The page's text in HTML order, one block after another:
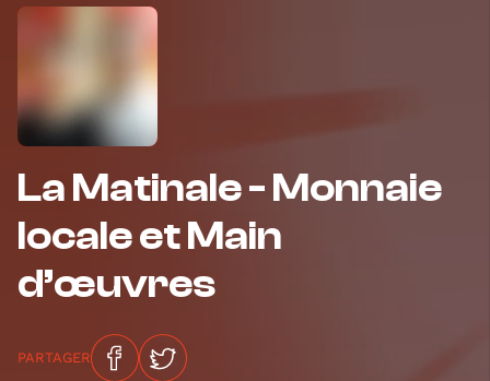
La Matinale - Monnaie
locale et Main
d’œuvres
PARTAGER